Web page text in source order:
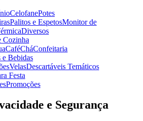
CelofanePotes
Palitos e EspetosMonitor de
Diversos
Cozinha
CaféCháConfeitaria
Bebidas
VelasDescartáveis Temáticos
Festa
Promoções
e Segurança